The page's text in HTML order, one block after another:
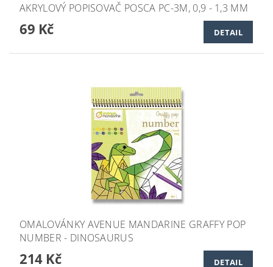
AKRYLOVÝ POPISOVAČ POSCA PC-3M, 0,9 - 1,3 MM
69 Kč DETAIL
OMALOVÁNKY AVENUE MANDARINE GRAFFY POP
NUMBER - DINOSAURUS
214 Kč DETAIL